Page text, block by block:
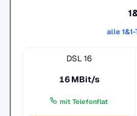
alle
DSL 16
16 MBit/s
mit Telefonflat